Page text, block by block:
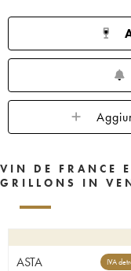
VIN DE FRANCE
GRILLONS IN
ASTA IVA